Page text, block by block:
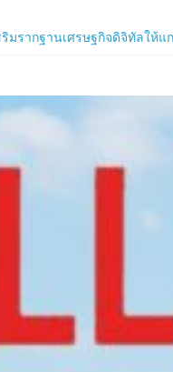
ะฉูด 50% พร้อมแจกซัมมอนสูง
มรากฐานเศรษฐกิจดิจิทัลให้แก
ละศึกกิลด์-PvP เดือดครึ่งปีหลัง